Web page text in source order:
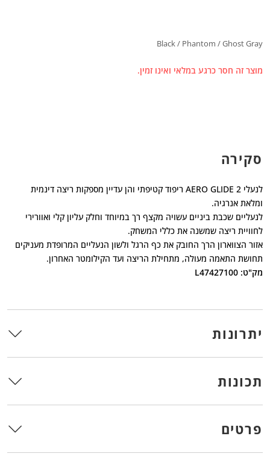
Black / Phantom / Ghost Gray
מוצר זה חסר כרגע במלאי ואינו זמין.
סקירה
לנעלי AERO GLIDE 2 ריפוד קטיפתי והן עדיין מספקות ריצה דינמית
ומלאת אנרגיה.
לנעליים שכבת ביניים עשויה מקצף רך במיוחד וחלק עליון קלי ואוורירי
לחוויית ריצה שמשנה את כללי המשחק.
אזור הצווארון הרך החובק את כף הרגל ולשון הנעליים המרופדת מעניקים
תחושת התאמה מעולה, מתחילת הריצה ועד הקילומטר האחרון.
מק"ט: L47427100
יתרונות
תכונות
פרטים